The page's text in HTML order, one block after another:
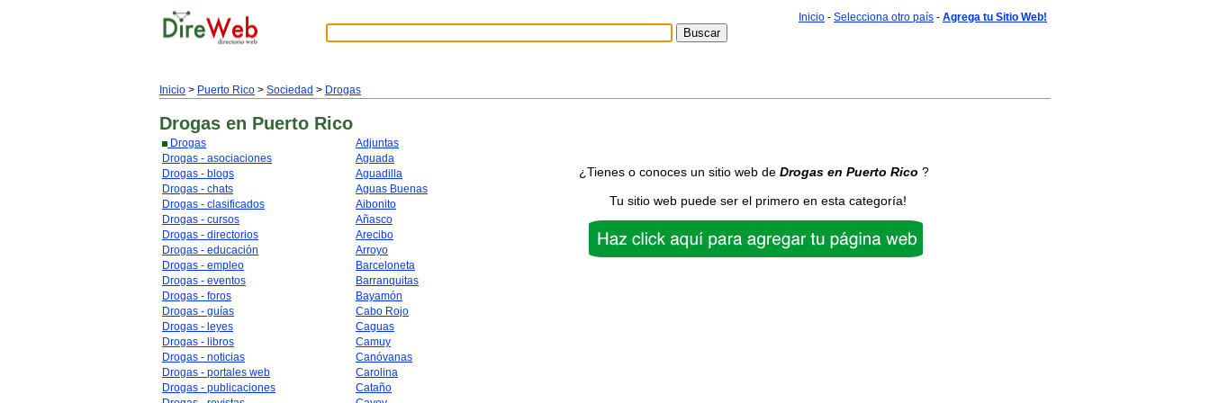
Inicio - Selecciona otro país - Agrega tu Sitio Web!
Inicio > Puerto Rico > Sociedad > Drogas
Drogas en Puerto Rico
Drogas
Drogas - asociaciones
Drogas - blogs
Drogas - chats
Drogas - clasificados
Drogas - cursos
Drogas - directorios
Drogas - educación
Drogas - empleo
Drogas - eventos
Drogas - foros
Drogas - guías
Drogas - leyes
Drogas - libros
Drogas - noticias
Drogas - portales web
Drogas - publicaciones
Adjuntas
Aguada
Aguadilla
Aguas Buenas
Aibonito
Añasco
Arecibo
Arroyo
Barceloneta
Barranquitas
Bayamón
Cabo Rojo
Caguas
Camuy
Canóvanas
Carolina
Cataño
¿Tienes o conoces un sitio web de Drogas en Puerto Rico ?
Tu sitio web puede ser el primero en esta categoría!